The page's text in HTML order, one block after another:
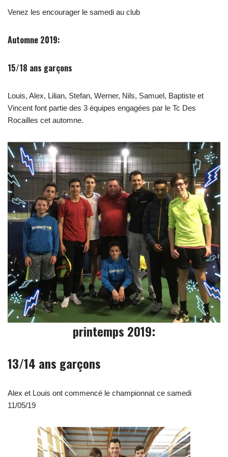
Venez les encourager le samedi au club
Automne 2019:
15/18 ans garçons
Louis, Alex, Lilian, Stefan, Werner, Nils, Samuel, Baptiste et
Vincent font partie des 3 équipes engagées par le Tc Des
Rocailles cet automne.
printemps 2019:
13/14 ans garçons
Alex et Louis ont commencé le championnat ce samedi
11/05/19